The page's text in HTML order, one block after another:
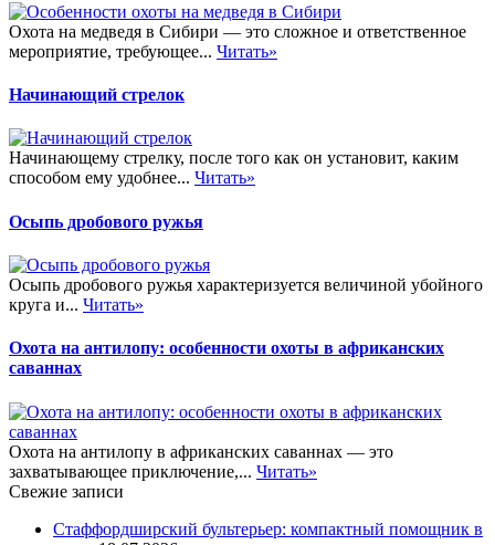
Охота на медведя в Сибири — это сложное и ответственное
мероприятие, требующее... Читать»
Начинающий стрелок
Начинающему стрелку, после того как он установит, каким
способом ему удобнее... Читать»
Осыпь дробового ружья
Осыпь дробового ружья характеризуется величиной убойного
круга и... Читать»
Охота на антилопу: особенности охоты в африканских
саваннах
Охота на антилопу в африканских саваннах — это
захватывающее приключение,... Читать»
Свежие записи
Стаффордширский бультерьер: компактный помощник в